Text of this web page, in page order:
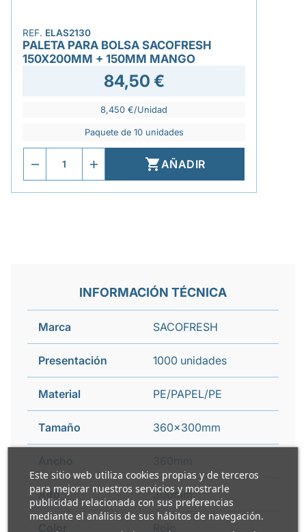
Este sitio web utiliza cookies propias y de terceros
para mejorar nuestros servicios y mostrarle
publicidad relacionada con sus preferencias
mediante el análisis de sus hábitos de navegación.
REF. ELAS2130
PALETA PARA BOLSA SACOFRESH
150X200MM + 150MM MANGO
84,50 €
8,450 €/Unidad
Paquete de 10 unidades
AÑADIR
INFORMACIÓN TÉCNICA
Marca SACOFRESH
Presentación 1000 unidades
Material PE/PAPEL/PE
Tamaño 360x300mm
Alto 300mm
Color Rojo